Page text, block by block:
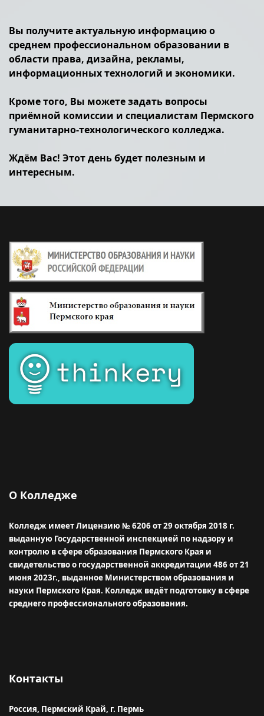
Вы получите актуальную информацию о
среднем профессиональном образовании в
области права, дизайна, рекламы,
информационных технологий и экономики.
Кроме того, Вы можете задать вопросы
приёмной комиссии и специалистам Пермского
гуманитарно-технологического колледжа.
Ждём Вас! Этот день будет полезным и
интересным.
О Колледже
Колледж имеет Лицензию № 6206 от 29 октября 2018 г.
выданную Государственной инспекцией по надзору и
контролю в сфере образования Пермского Края и
свидетельство о государственной аккредитации 486 от 21
июня 2023г., выданное Министерством образования и
науки Пермского Края. Колледж ведёт подготовку в сфере
среднего профессионального образования.
Контакты
Россия, Пермский Край, г. Пермь